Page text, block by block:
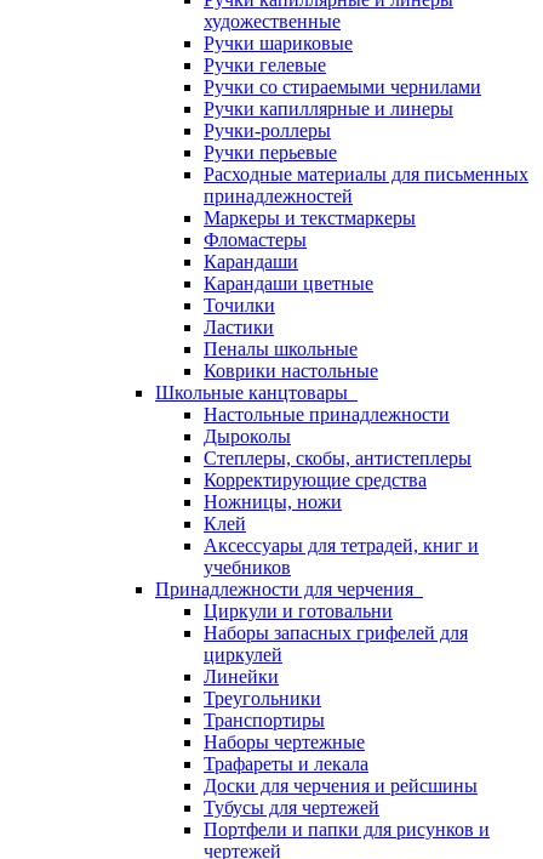
художественные
Ручки шариковые
Ручки гелевые
Ручки со стираемыми чернилами
Ручки капиллярные и линеры
Ручки-роллеры
Ручки перьевые
Расходные материалы для письменных
принадлежностей
Маркеры и текстмаркеры
Фломастеры
Карандаши
Карандаши цветные
Точилки
Ластики
Пеналы школьные
Коврики настольные
Школьные канцтовары
Настольные принадлежности
Дыроколы
Степлеры, скобы, антистеплеры
Корректирующие средства
Ножницы, ножи
Клей
Аксессуары для тетрадей, книг и
учебников
Принадлежности для черчения
Циркули и готовальни
Наборы запасных грифелей для
циркулей
Линейки
Треугольники
Транспортиры
Наборы чертежные
Трафареты и лекала
Доски для черчения и рейсшины
Тубусы для чертежей
Портфели и папки для рисунков и
чертежей